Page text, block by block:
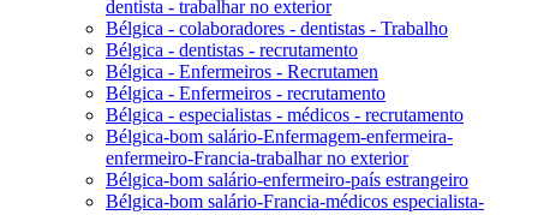
dentista - trabalhar no exterior
Bélgica - colaboradores - dentistas - Trabalho
Bélgica - dentistas - recrutamento
Bélgica - Enfermeiros - Recrutamen
Bélgica - Enfermeiros - recrutamento
Bélgica - especialistas - médicos - recrutamento
Bélgica-bom salário-Enfermagem-enfermeira-
enfermeiro-Francia-trabalhar no exterior
Bélgica-bom salário-enfermeiro-país estrangeiro
Bélgica-bom salário-Francia-médicos especialista-